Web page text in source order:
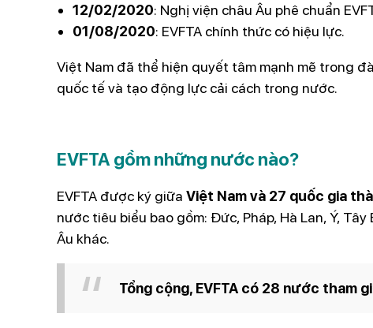
12/02/2020: Nghị viện châu Âu phê chuẩn
01/08/2020: EVFTA chính thức có hiệu lực.
Việt Nam đã thể hiện quyết tâm mạnh mẽ trong
quốc tế và tạo động lực cải cách trong nước.
EVFTA gồm những nước nào?
EVFTA được ký giữa Việt Nam và 27 quốc gia
nước tiêu biểu bao gồm: Đức, Pháp, Hà Lan, Ý,
Âu khác.
Tổng cộng, EVFTA có 28 nước tham